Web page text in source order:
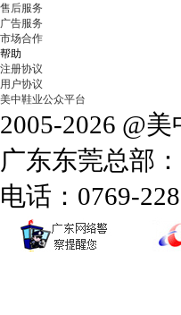
售后服务
广告服务
市场合作
帮助
注册协议
用户协议
美中鞋业公众平台
2005-2026 @
广东东莞总部
电话：0769-